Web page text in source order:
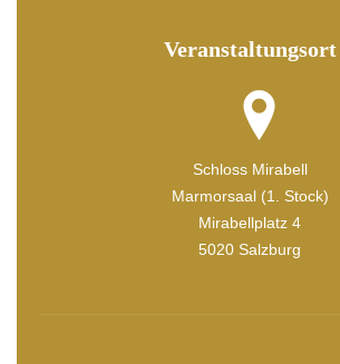
Veranstaltungsort
Schloss Mirabell
Marmorsaal (1. Stock)
Mirabellplatz 4
5020 Salzburg